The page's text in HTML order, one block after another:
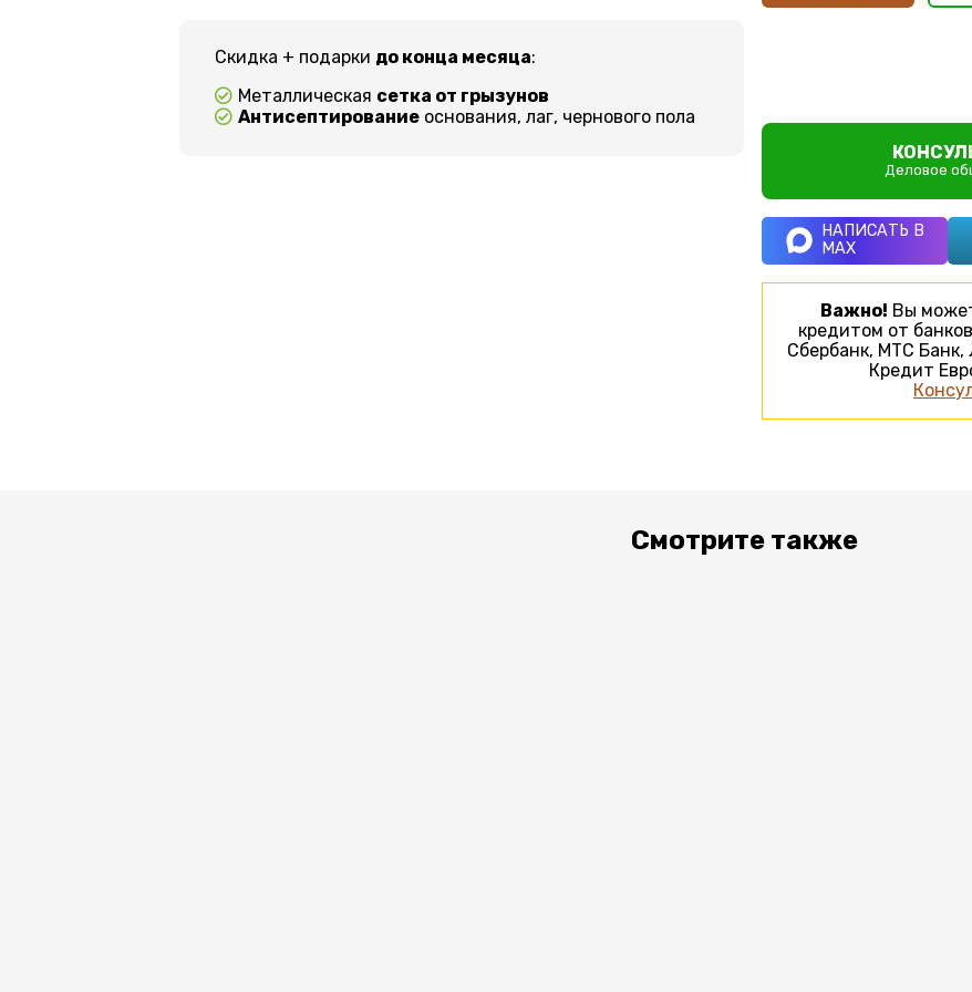
Скидка + подарки до конца месяца:
Металлическая сетка от грызунов
Антисептированиеоснования, лаг, чернового пола
Деловое
НАПИСАТЬ В
MAX
Важно! Вы
кредитом от
Сбербанк, МТС Банк,
Кредит
Смотрите также